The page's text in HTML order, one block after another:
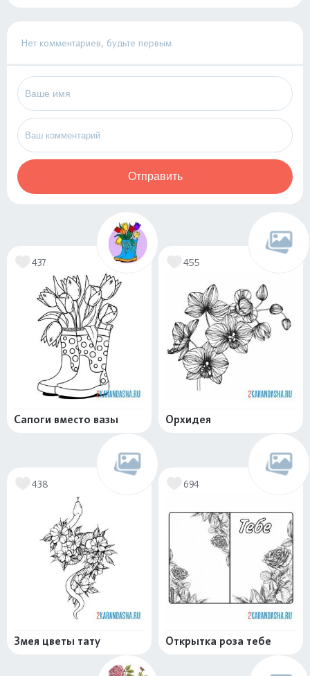
Нет комментариев, будьте первым
Отправить
437
Сапоги вместо вазы
455
Орхидея
438
Змея цветы тату
694
Открытка роза тебе